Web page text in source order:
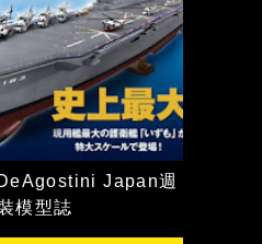
Japan週
模型誌